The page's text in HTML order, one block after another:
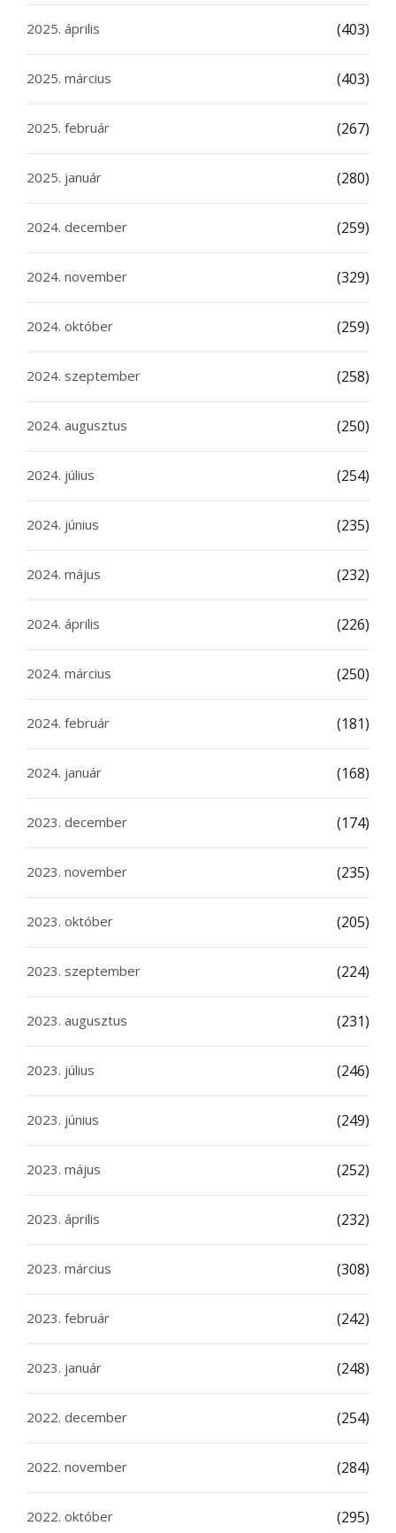
2025. április (403)
2025. március (403)
2025. február (267)
2025. január (280)
2024. december (259)
2024. november (329)
2024. október (259)
2024. szeptember (258)
2024. augusztus (250)
2024. július (254)
2024. június (235)
2024. május (232)
2024. április (226)
2024. március (250)
2024. február (181)
2024. január (168)
2023. december (174)
2023. november (235)
2023. október (205)
2023. szeptember (224)
2023. augusztus (231)
2023. július (246)
2023. június (249)
2023. május (252)
2023. április (232)
2023. március (308)
2023. február (242)
2023. január (248)
2022. december (254)
2022. november (284)
2022. október (295)